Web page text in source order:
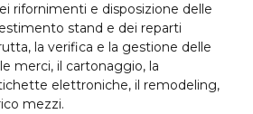
rifornimenti e disposizione delle
stand e dei reparti
la verifica e la gestione delle
merci, il cartonaggio, la
elettroniche, il remodeling,
mezzi.